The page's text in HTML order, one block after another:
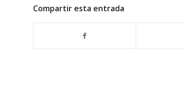
Compartir esta entrada